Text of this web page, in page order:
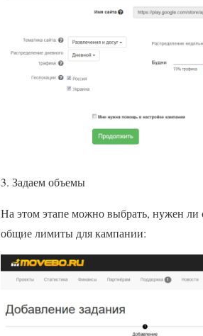
3. Задаем объемы
На этом этапе можно выбрать, нужен ли
общие лимиты для кампании: